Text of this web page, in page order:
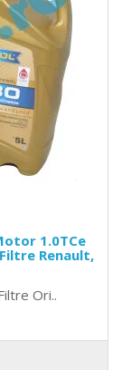
1.0TCe
Filtre Renault,
Ori..